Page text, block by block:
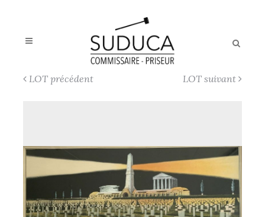
LOT précédent LOT suivant